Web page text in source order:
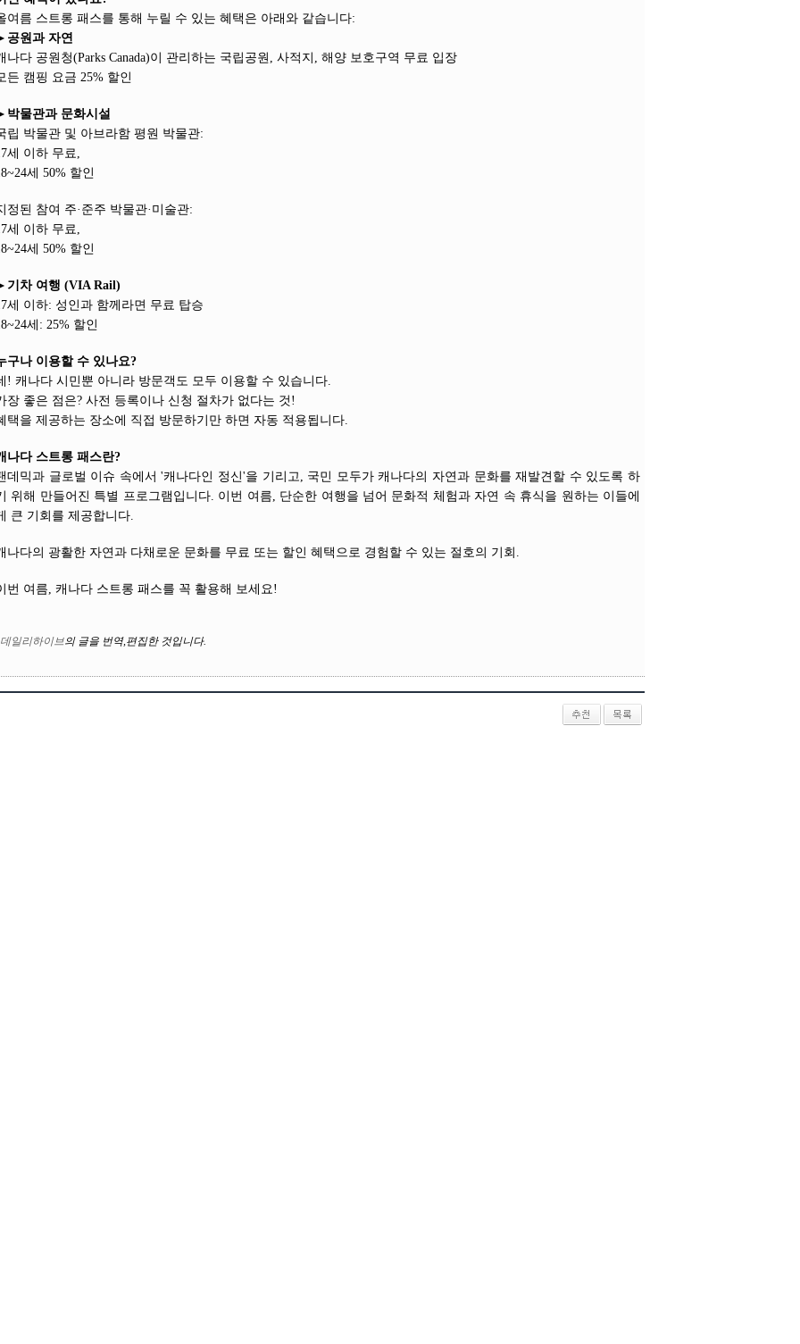
여름 스트롱 패스를 통해 누릴 수 있는 혜택은 아래와 같습니다:
공원과 자연
나다 공원청(Parks Canada)이 관리하는 국립공원, 사적지, 해양 보호구역 무료 입장
든 캠핑 요금 25% 할인
박물관과 문화시설
립 박물관 및 아브라함 평원 박물관:
세 이하 무료,
세 50% 할인
정된 참여 주·준주 박물관·미술관:
세 이하 무료,
세 50% 할인
기차 여행 (VIA Rail)
세 이하: 성인과 함께라면 무료 탑승
세: 25% 할인
구나 이용할 수 있나요?
! 캐나다 시민뿐 아니라 방문객도 모두 이용할 수 있습니다.
장 좋은 점은? 사전 등록이나 신청 절차가 없다는 것!
택을 제공하는 장소에 직접 방문하기만 하면 자동 적용됩니다.
나다 스트롱 패스란?
데믹과 글로벌 이슈 속에서 '캐나다인 정신'을 기리고, 국민 모두가 캐나다의 자연과 문화를 재발견할 수 있도록 하
위해 만들어진 특별 프로그램입니다. 이번 여름, 단순한 여행을 넘어 문화적 체험과 자연 속 휴식을 원하는 이들에
큰 기회를 제공합니다.
나다의 광활한 자연과 다채로운 문화를 무료 또는 할인 혜택으로 경험할 수 있는 절호의 기회.
번 여름, 캐나다 스트롱 패스를 꼭 활용해 보세요!
데일리하이브의 글을 번역,편집한 것입니다.